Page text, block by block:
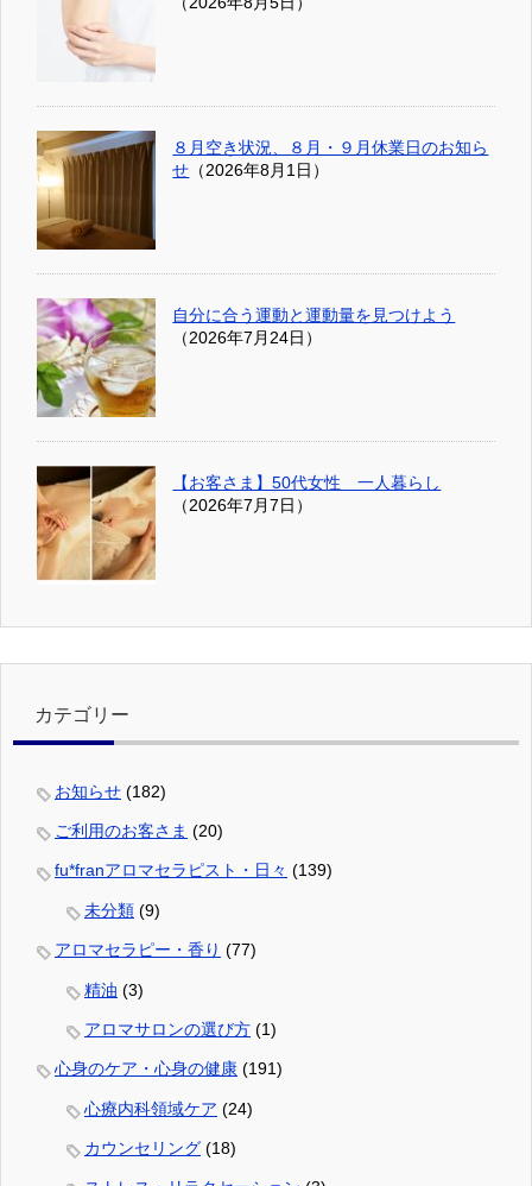
８月空き状況、８月・９月休業日のお知ら
せ （2026年8月1日）
自分に合う運動と運動量を見つけよう
（2026年7月24日）
【お客さま】50代女性 一人暮らし
（2026年7月7日）
カテゴリー
お知らせ (182)
ご利用のお客さま (20)
fu*franアロマセラピスト・日々 (139)
未分類 (9)
アロマセラピー・香り (77)
精油 (3)
アロマサロンの選び方 (1)
心身のケア・心身の健康 (191)
心療内科領域ケア (24)
カウンセリング (18)